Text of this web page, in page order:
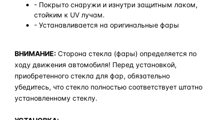
- Покрыто снаружи и изнутри защитным лаком,
стойким к UV лучам.
- Устанавливается на оригинальные фары
ВНИМАНИЕ: Сторона стекла (фары) определяется по
ходу движения автомобиля! Перед установкой,
приобретенного стекла для фар, обязательно
убедитесь, что стекло полностью соответствует штатно
установленному стеклу.